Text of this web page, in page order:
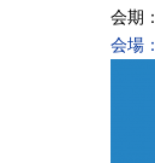
会期
会場：